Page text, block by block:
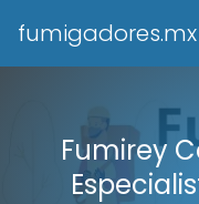
fumigadores.mx
Fumirey